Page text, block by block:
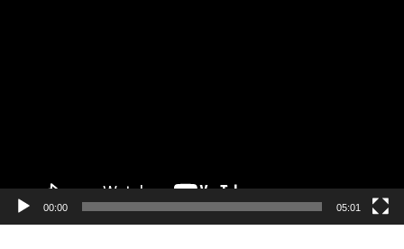
00:00 05:01